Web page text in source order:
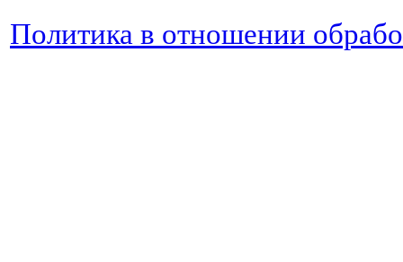
Политика в отношении